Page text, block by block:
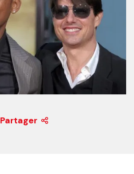
Partager